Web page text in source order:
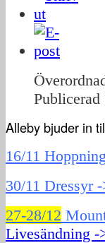
Publicerad
Alleby bjuder in
16/11
30/11 Dressyr
27-28/12
Livesändning -